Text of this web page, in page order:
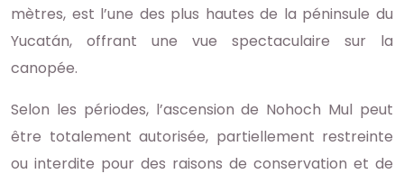
mètres, est l’une des plus hautes de la péninsule du
Yucatán, offrant une vue spectaculaire sur la
canopée.
Selon les périodes, l’ascension de Nohoch Mul peut
être totalement autorisée, partiellement restreinte
ou interdite pour des raisons de conservation et de